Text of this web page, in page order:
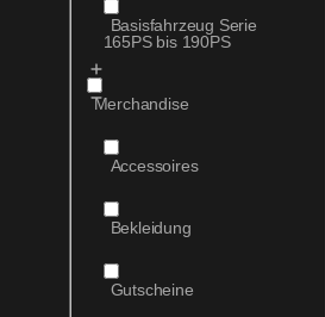
Basisfahrzeug Serie
165PS bis 190PS
Merchandise
Accessoires
Bekleidung
Gutscheine